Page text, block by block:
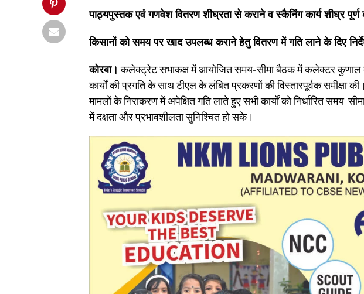
पाठ्यपुस्तक एवं गणवेश वितरण शीघ्रता से कराने व स्कैनिंग कार्य शीघ्र पूर्ण
किसानों को समय पर खाद उपलब्ध कराने हेतु वितरण में गति लाने के दिए
कोरबा। कलेक्ट्रेट सभाकक्ष में आयोजित समय-सीमा बैठक में कलेक्टर कुणाल
कार्यों की प्रगति के साथ टीएल के लंबित प्रकरणों की विस्तारपूर्वक समीक्षा
मामलों के निराकरण में अपेक्षित गति लाते हुए सभी कार्यों को निर्धारित समय-
में दक्षता और प्रभावशीलता सुनिश्चित हो सके।